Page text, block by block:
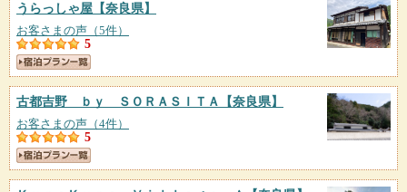
うらっしゃ屋 【奈良県】
お客さまの声（5件）
5
古都吉野 ｂｙ ＳＯＲＡＳＩＴＡ 【奈良県】
お客さまの声（4件）
5